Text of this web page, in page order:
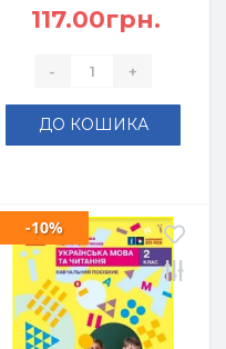
117.00грн.
- +
ДО КОШИКА
-10%